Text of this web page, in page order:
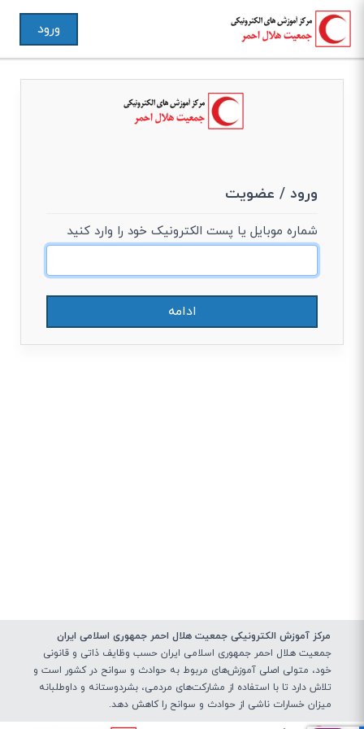
ورود
ورود / عضویت
شماره موبایل یا پست الکترونیک خود را وارد کنید
ادامه
مرکز آموزش الکترونیکی جمعیت هلال احمر جمهوری اسلامی ایران
جمعیت هلال احمر جمهوری اسلامی ایران حسب وظایف ذاتی و قانونی
خود، متولی اصلی آموزش‌های مربوط به حوادث و سوانح در کشور است و
تلاش دارد تا با استفاده از مشارکت‌های مردمی، بشردوستانه و داوطلبانه
میزان خسارات ناشی از حوادث و سوانح را کاهش دهد.